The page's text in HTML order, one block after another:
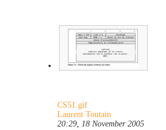
CS51.gif
Laurent Toutain
20:29, 18 November 2005